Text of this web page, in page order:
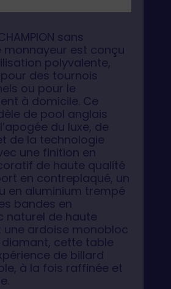
sans
monnayeur est conçu
polyvalente,
des tournois
ou pour le
à domicile. Ce
de pool anglais
du luxe, de
de la technologie
une finition en
de haute qualité
en contreplaqué, un
en aluminium trempé
bandes en
naturel de haute
une ardoise monobloc
cette table
de billard
à la fois raffinée et